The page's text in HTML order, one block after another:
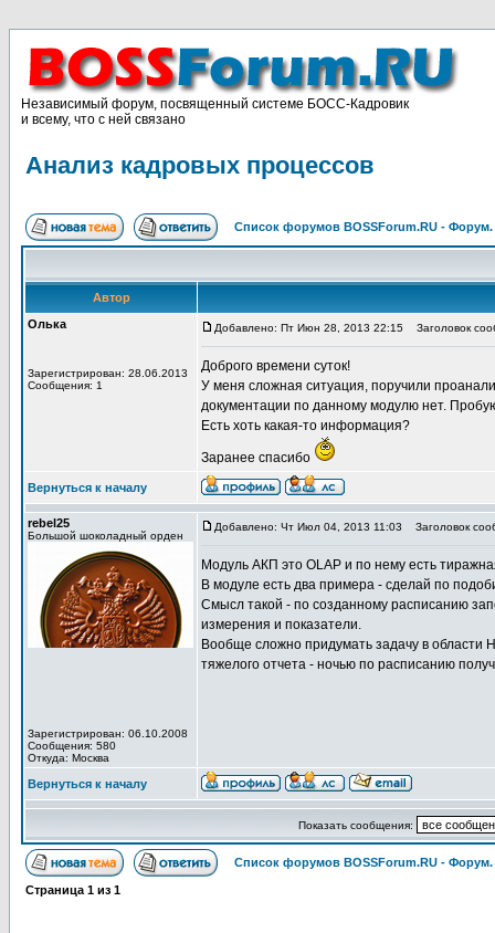
Независимый форум, посвященный системе БОСС-Кадровик
и всему, что с ней связано
Анализ кадровых процессов
Список форумов BOSSForum.RU -
Автор
Олька
Зарегистрирован: 28.06.2013
Сообщения: 1
Добавлено: Пт Июн 28, 2013 22:15 Заголовок
Доброго времени суток!
У меня сложная ситуация, поручили
документации по данному модулю нет.
Есть хоть какая-то информация?
Заранее спасибо
Вернуться к началу
rebel25
Большой шоколадный орден
Зарегистрирован: 06.10.2008
Сообщения: 580
Откуда: Москва
Добавлено: Чт Июл 04, 2013 11:03 Заголовок
Модуль АКП это OLAP и по нему есть
В модуле есть два примера - сделай по
Смысл такой - по созданному расписанию
измерения и показатели.
Вообще сложно придумать задачу в области
тяжелого отчета - ночью по расписанию
Вернуться к началу
Показать сообщения:
Список форумов BOSSForum.RU -
Страница 1 из 1